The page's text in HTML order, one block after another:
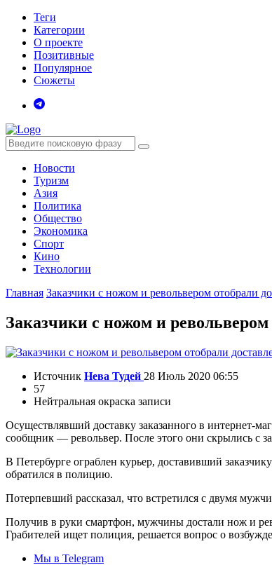
Теги
Категории
О проекте
Позитивные
Популярное
Сюжеты
Новости
Туризм
Азия
Политика
Общество
Экономика
Спорт
Кино
Технологии
Главная Заказчики с ножом и револьвером отобрали
Заказчики с ножом и
Источник Нева Тудей 28 Июль 2020 06:55
57
Нейтральная окраска записи
Осуществлявший доставку заказанного в интернет-
сообщник — револьвер. После этого они скрылись с
В Петербурге ограблен курьер, доставивший
обратился в полицию.
Потерпевший рассказал, что встретился с двумя
Получив в руки смартфон, мужчины достали нож и
Грабителей ищет полиция, решается вопрос о
Мы в Telegram